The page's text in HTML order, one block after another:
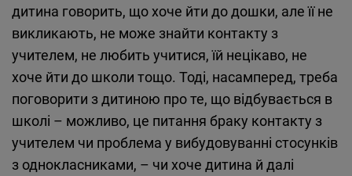
дитина говорить, що хоче йти до дошки, але її не
викликають, не може знайти контакту з
учителем, не любить учитися, їй нецікаво, не
хоче йти до школи тощо. Тоді, насамперед, треба
поговорити з дитиною про те, що відбувається в
школі – можливо, це питання браку контакту з
учителем чи проблема у вибудовуванні стосунків
з однокласниками, – чи хоче дитина й далі